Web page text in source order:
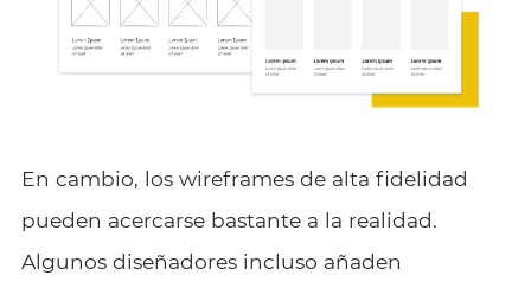
En cambio, los wireframes de alta fidelidad
pueden acercarse bastante a la realidad.
Algunos diseñadores incluso añaden